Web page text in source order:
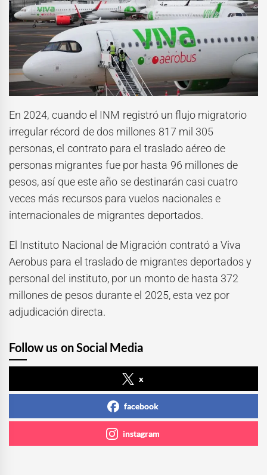
En 2024, cuando el INM registró un flujo migratorio
irregular récord de dos millones 817 mil 305
personas, el contrato para el traslado aéreo de
personas migrantes fue por hasta 96 millones de
pesos, así que este año se destinarán casi cuatro
veces más recursos para vuelos nacionales e
internacionales de migrantes deportados.
El Instituto Nacional de Migración contrató a Viva
Aerobus para el traslado de migrantes deportados y
personal del instituto, por un monto de hasta 372
millones de pesos durante el 2025, esta vez por
adjudicación directa.
Follow us on Social Media
x
facebook
instagram